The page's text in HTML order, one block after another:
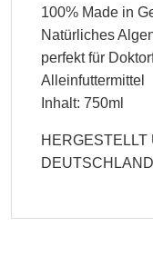
100% Made in
Natürliches
perfekt für
Alleinfuttermittel
Inhalt: 750ml
HERGESTELLT
DEUTSCHLAND